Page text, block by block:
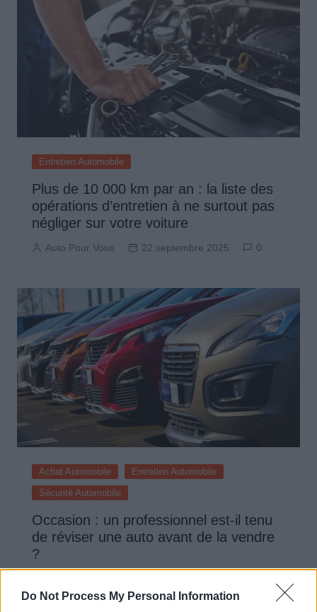
Do Not Process My Personal Information
Entretien Automobile
Plus de 10 000 km par an : la liste des
opérations d’entretien à ne surtout pas
négliger sur votre voiture
Auto Pour Vous 22 septembre 2025 0
Achat Automobile
Entretien Automobile
Sécurité Automobile
Occasion : un professionnel est-il tenu
de réviser une auto avant de la vendre
?